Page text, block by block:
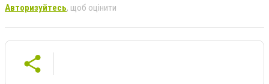
Авторизуйтесь, щоб оцінити